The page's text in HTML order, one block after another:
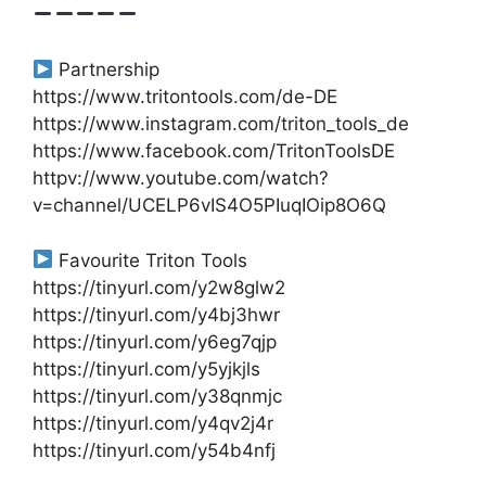
Partnership
https://www.tritontools.com/de-DE
https://www.instagram.com/triton_tools_de
https://www.facebook.com/TritonToolsDE
httpv://www.youtube.com/watch?
v=channel/UCELP6vIS4O5PIuqIOip8O6Q
Favourite Triton Tools
https://tinyurl.com/y2w8glw2
https://tinyurl.com/y4bj3hwr
https://tinyurl.com/y6eg7qjp
https://tinyurl.com/y5yjkjls
https://tinyurl.com/y38qnmjc
https://tinyurl.com/y4qv2j4r
https://tinyurl.com/y54b4nfj